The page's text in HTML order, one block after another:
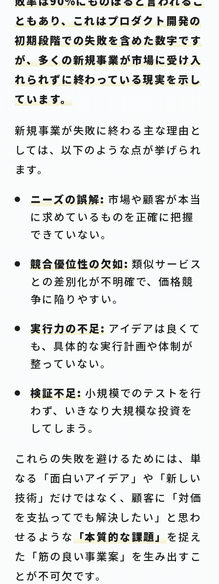
ともあり、これはプロダクト開発の
初期段階での失敗を含めた数字です
が、多くの新規事業が市場に受け入
れられずに終わっている現実を示し
ています。
新規事業が失敗に終わる主な理由と
しては、以下のような点が挙げられ
ます。
ニーズの誤解:市場や顧客が本当
に求めているものを正確に把握
できていない。
競合優位性の欠如:類似サービス
との差別化が不明確で、価格競
争に陥りやすい。
実行力の不足:アイデアは良くて
も、具体的な実行計画や体制が
整っていない。
検証不足:小規模でのテストを行
わず、いきなり大規模な投資を
してしまう。
これらの失敗を避けるためには、単
なる「面白いアイデア」や「新しい
技術」だけではなく、顧客に「対価
を支払ってでも解決したい」と思わ
せるような「本質的な課題」を捉え
た「筋の良い事業案」を生み出すこ
とが不可欠です。